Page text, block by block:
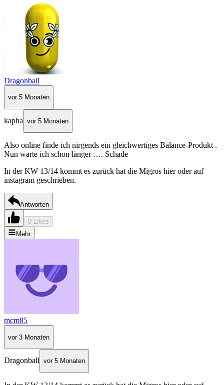
Dragonball
vor 5 Monaten
kapha vor 5 Monaten
Also online finde ich nirgends ein gleichwertiges Balance-Produkt .
Nun warte ich schon länger …. Schade
In der KW 13/14 kommt es zurück hat die Migros hier oder auf
instagram geschrieben.
Antworten
0 Likes
Mehr
mcm85
vor 3 Monaten
Dragonball vor 5 Monaten